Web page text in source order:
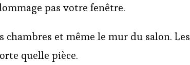
pas votre fenêtre.
et même le mur du salon. Les
quelle pièce.